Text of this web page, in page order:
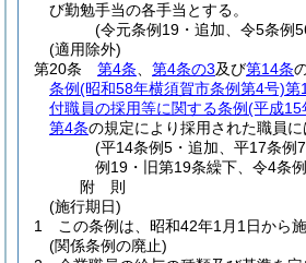
び勤勉手当の各手当とする。
(令元条例19・追加、令5条例
(適用除外)
第20条
第4条 第4条の3及び第14条
条例(昭和58年横須賀市条例第4号)第
付職員の採用等に関する条例(平成15
第4条の規定により採用された職員に
(平14条例5・追加、平17条例
例19・旧第19条繰下、令4条
附 則
(施行期日)
1
この条例は、昭和42年1月1日から施
(関係条例の廃止)